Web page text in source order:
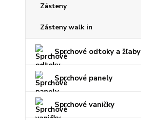
Zásteny
Zásteny walk in
Sprchové odtoky a žľaby
Sprchové panely
Sprchové vaničky